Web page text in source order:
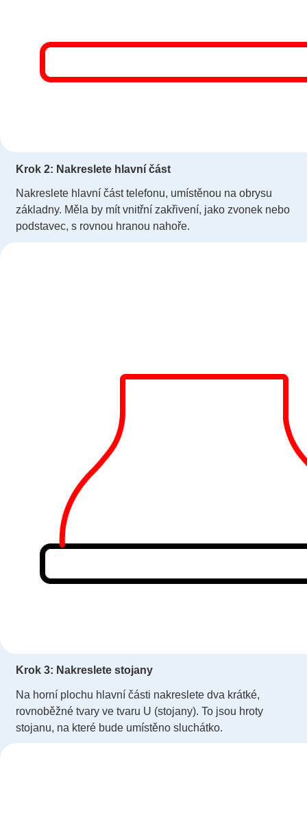
Krok 2: Nakreslete hlavní část
Nakreslete hlavní část telefonu, umístěnou na obrysu
základny. Měla by mít vnitřní zakřivení, jako zvonek nebo
podstavec, s rovnou hranou nahoře.
Krok 3: Nakreslete stojany
Na horní plochu hlavní části nakreslete dva krátké,
rovnoběžné tvary ve tvaru U (stojany). To jsou hroty
stojanu, na které bude umístěno sluchátko.